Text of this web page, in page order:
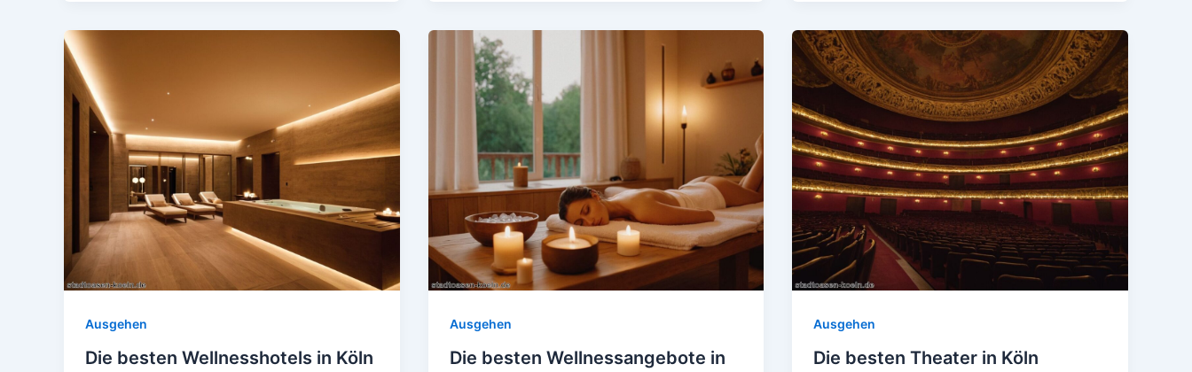
Ausgehen
Die besten Wellnesshotels in Köln
Ausgehen
Die besten Wellnessangebote in
Ausgehen
Die besten Theater in Köln